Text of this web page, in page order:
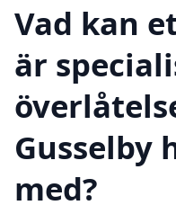
Vad kan
är
Gusselby
med?